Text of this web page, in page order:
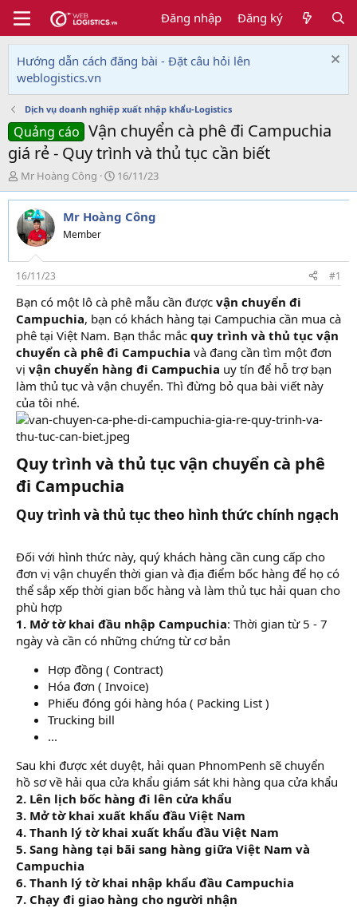
Đăng nhập Đăng ký
Hướng dẫn cách đăng bài - Đặt câu hỏi lên
weblogistics.vn
Dịch vụ doanh nghiệp xuất nhập khẩu-Logistics
Quảng cáo Vận chuyển cà phê đi Campuchia
giá rẻ - Quy trình và thủ tục cần biết
T
h
r
e
a
d
s
t
a
r
t
e
r
Mr Hoàng Công
N
g
à
y
i
16/11/23
Mr Hoàng Công
Member
16/11/23 #1
Bạn có một lô cà phê mẫu cần được vận chuyển đi
Campuchia, bạn có khách hàng tại Campuchia cần mua cà
phê tại Việt Nam. Bạn thắc mắc quy trình và thủ tục vận
chuyển cà phê đi Campuchia và đang cần tìm một đơn
vị vận chuyển hàng đi Campuchia uy tín để hỗ trợ bạn
làm thủ tục và vận chuyển. Thì đừng bỏ qua bài viết này
của tôi nhé.
Quy trình và thủ tục vận chuyển cà phê
đi Campuchia​
Quy trình và thủ tục theo hình thức chính ngạch​
Đối với hình thức này, quý khách hàng cần cung cấp cho
đơn vị vận chuyển thời gian và địa điểm bốc hàng để họ có
thể sắp xếp thời gian bốc hàng và làm thủ tục hải quan cho
phù hợp
1. Mở tờ khai đầu nhập Campuchia: Thời gian từ 5 - 7
ngày và cần có những chứng từ cơ bản
Hợp đồng ( Contract)
Hóa đơn ( Invoice)
Phiếu đóng gói hàng hóa ( Packing List )
Trucking bill
...
Sau khi được xét duyệt, hải quan PhnomPenh sẽ chuyển
hồ sơ về hải qua cửa khẩu giám sát khi hàng qua cửa khẩu
2. Lên lịch bốc hàng đi lên cửa khẩu
3. Mở tờ khai xuất khẩu đầu Việt Nam
4. Thanh lý tờ khai xuất khẩu đầu Việt Nam
5. Sang hàng tại bãi sang hàng giữa Việt Nam và
Campuchia
6. Thanh lý tờ khai nhập khẩu đầu Campuchia
7. Chạy đi giao hàng cho người nhận